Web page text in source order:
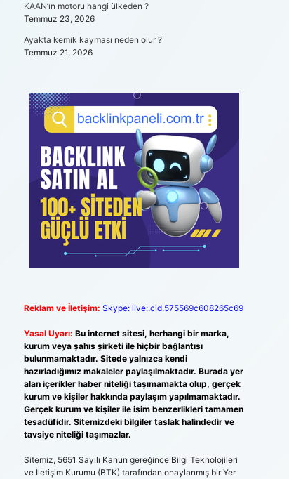
KAAN’ın motoru hangi ülkeden ?
Temmuz 23, 2026
Ayakta kemik kayması neden olur ?
Temmuz 21, 2026
Reklam ve İletişim: Skype: live:.cid.575569c608265c69
Yasal Uyarı: Bu internet sitesi, herhangi bir marka,
kurum veya şahıs şirketi ile hiçbir bağlantısı
bulunmamaktadır. Sitede yalnızca kendi
hazırladığımız makaleler paylaşılmaktadır. Burada yer
alan içerikler haber niteliği taşımamakta olup, gerçek
kurum ve kişiler hakkında paylaşım yapılmamaktadır.
Gerçek kurum ve kişiler ile isim benzerlikleri tamamen
tesadüfidir. Sitemizdeki bilgiler taslak halindedir ve
tavsiye niteliği taşımazlar.
Sitemiz, 5651 Sayılı Kanun gereğince Bilgi Teknolojileri
ve İletişim Kurumu (BTK) tarafından onaylanmış bir Yer